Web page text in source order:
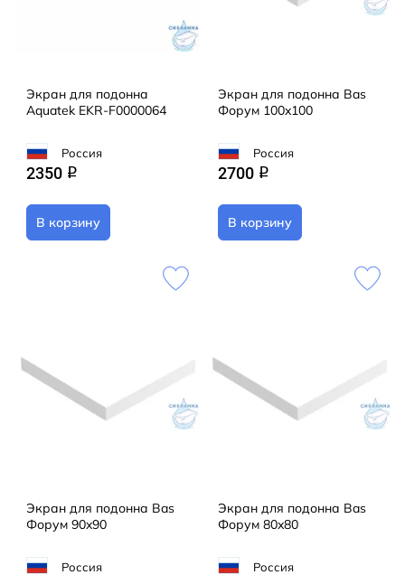
Экран для подонна
Aquatek EKR-F0000064
Россия
2350 q
В корзину
Экран для подонна Bas
Форум 100x100
Россия
2700 q
В корзину
Экран для подонна Bas
Форум 90x90
Россия
Экран для подонна Bas
Форум 80x80
Россия